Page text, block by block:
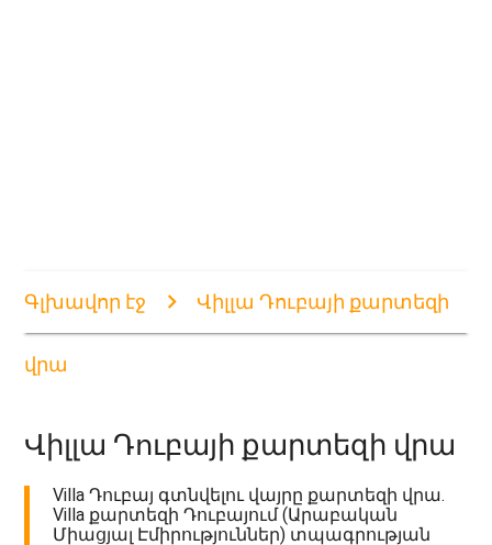
Գլխավոր էջ Վիլլա Դուբայի քարտեզի
վրա
Վիլլա Դուբայի քարտեզի վրա
Villa Դուբայ գտնվելու վայրը քարտեզի վրա.
Villa քարտեզի Դուբայում (Արաբական
Միացյալ Էմիրություններ) տպագրության